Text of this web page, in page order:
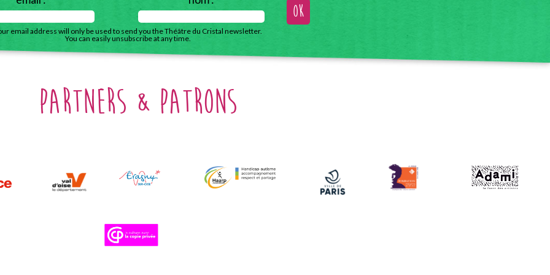
email address will only be used to send you the Théâtre du Cristal newsletter.
You can easily unsubscribe at any time.
partners & patrons